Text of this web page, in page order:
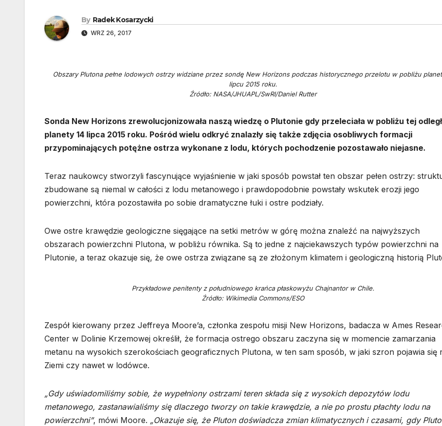
By Radek Kosarzycki
WRZ 26, 2017
Obszary Plutona pełne lodowych ostrzy widziane przez sondę New Horizons podczas historycznego przelotu w pobliżu
lipcu 2015 roku.
Źródło: NASA/JHUAPL/SwRI/Daniel Rutter
Sonda New Horizons zrewolucjonizowała naszą wiedzę o Plutonie gdy przeleciała w pobliżu tej
planety 14 lipca 2015 roku. Pośród wielu odkryć znalazły się także zdjęcia osobliwych formacji
przypominających potężne ostrza wykonane z lodu, których pochodzenie pozostawało niejasne.
Teraz naukowcy stworzyli fascynujące wyjaśnienie w jaki sposób powstał ten obszar pełen ostrzy:
zbudowane są niemal w całości z lodu metanowego i prawdopodobnie powstały wskutek erozji jego
powierzchni, która pozostawiła po sobie dramatyczne łuki i ostre podziały.
Owe ostre krawędzie geologiczne sięgające na setki metrów w górę można znaleźć na najwyższych
obszarach powierzchni Plutona, w pobliżu równika. Są to jedne z najciekawszych typów powierzchni na
Plutonie, a teraz okazuje się, że owe ostrza związane są ze złożonym klimatem i geologiczną historią
Przykładowe penitenty z południowego krańca płaskowyżu Chajnantor w Chile.
Źródło: Wikimedia Commons/ESO
Zespół kierowany przez Jeffreya Moore’a, członka zespołu misji New Horizons, badacza w Ames
Center w Dolinie Krzemowej określił, że formacja ostrego obszaru zaczyna się w momencie zamarzania
metanu na wysokich szerokościach geograficznych Plutona, w ten sam sposób, w jaki szron pojawia się
Ziemi czy nawet w lodówce.
„Gdy uświadomiliśmy sobie, że wypełniony ostrzami teren składa się z wysokich depozytów lodu
metanowego, zastanawialiśmy się dlaczego tworzy on takie krawędzie, a nie po prostu płachty lodu na
powierzchni”, mówi Moore. „Okazuje się, że Pluton doświadcza zmian klimatycznych i czasami, gdy